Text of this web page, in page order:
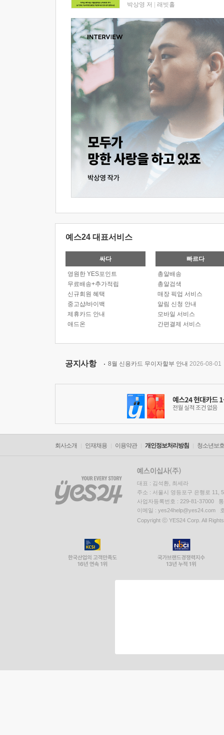
박상영 저 래빗홀
예스24 대표서비스
싸다
영원한 YES포인트
무료배송+추가적립
신규회원 혜택
중고샵/바이백
제휴카드 안내
애드온
빠르다
총알배송
총알검색
매장 픽업 서비스
알림 신청 안내
모바일 서비스
간편결제 서비스
공지사항 8월 신용카드 무이자할부 안내 2026-08-01
회사소개 인재채용 이용약관 개인정보처리방침 청소년보
대표 : 김석환, 최세라
주소 : 서울시 영등포구 은행로 11,
사업자등록번호 : 229-81-37000
이메일 : yes24help@yes24.com
Copyright ⓒ YES24 Corp. All